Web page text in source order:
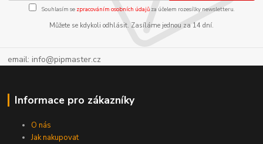
Souhlasím se zpracováním osobních údajůza účelem rozesílky newsletteru.
Můžete se kdykoli odhlásit. Zasíláme jednou za 14 dní.
email: info@pipmaster.cz
Informace pro zákazníky
O nás
Jak nakupovat